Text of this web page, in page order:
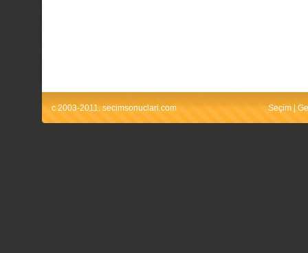
c 2003-2011. secimsonuclari.com Seçim